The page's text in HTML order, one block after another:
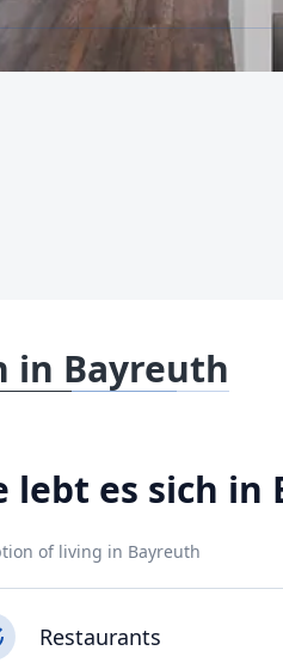
in Bayreuth
lebt es sich in
of living in Bayreuth
Restaurants